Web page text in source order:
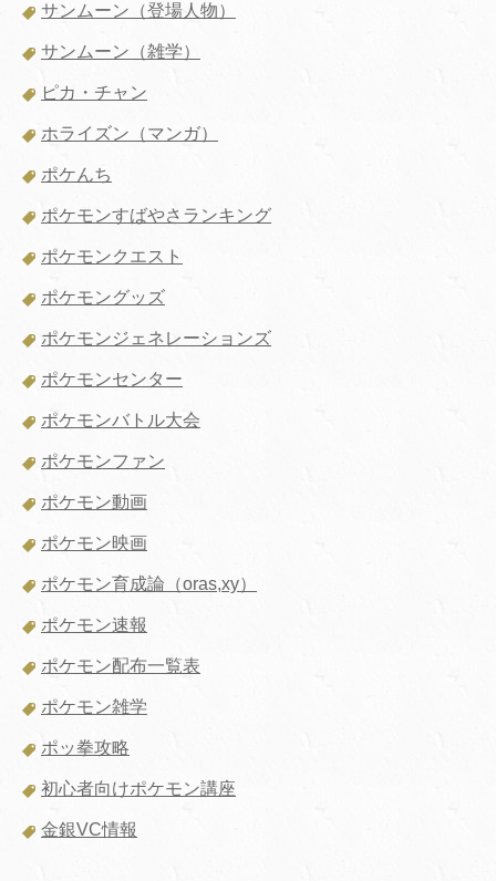
サンムーン（登場人物）
サンムーン（雑学）
ピカ・チャン
ホライズン（マンガ）
ポケんち
ポケモンすばやさランキング
ポケモンクエスト
ポケモングッズ
ポケモンジェネレーションズ
ポケモンセンター
ポケモンバトル大会
ポケモンファン
ポケモン動画
ポケモン映画
ポケモン育成論（oras,xy）
ポケモン速報
ポケモン配布一覧表
ポケモン雑学
ポッ拳攻略
初心者向けポケモン講座
金銀VC情報